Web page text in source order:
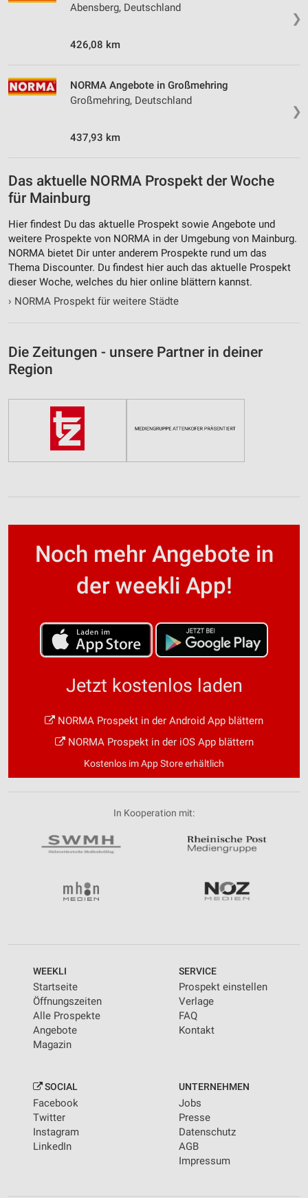
❯
Abensberg, Deutschland
426,08 km
❯
NORMA Angebote in Großmehring
Großmehring, Deutschland
437,93 km
Das aktuelle NORMA Prospekt der Woche
für Mainburg
Hier findest Du das aktuelle Prospekt sowie Angebote und
weitere Prospekte von NORMA in der Umgebung von Mainburg.
NORMA bietet Dir unter anderem Prospekte rund um das
Thema Discounter. Du findest hier auch das aktuelle Prospekt
dieser Woche, welches du hier online blättern kannst.
› NORMA Prospekt für weitere Städte
Die Zeitungen - unsere Partner in deiner
Region
Noch mehr Angebote in
der weekli App!
Jetzt kostenlos laden
NORMA Prospekt in der Android App blättern
NORMA Prospekt in der iOS App blättern
Kostenlos im App Store erhältlich
In Kooperation mit:
WEEKLI
Startseite
Öffnungszeiten
Alle Prospekte
Angebote
Magazin
SERVICE
Prospekt einstellen
Verlage
FAQ
Kontakt
SOCIAL
Facebook
Twitter
Instagram
LinkedIn
UNTERNEHMEN
Jobs
Presse
Datenschutz
AGB
Impressum